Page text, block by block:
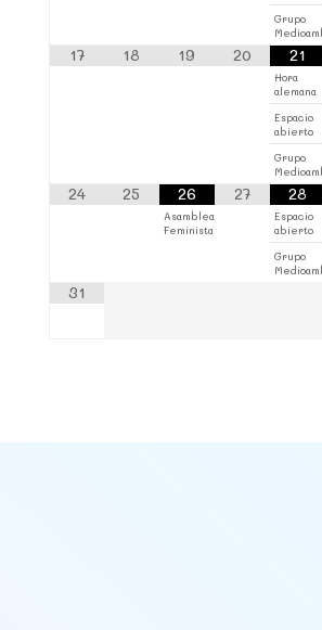
Grupo
17 18 19 20 21
Hora
alemana
Espacio
abierto
Grupo
24 25 26
Asamblea
Feminista
27 28
Espacio
abierto
Grupo
31